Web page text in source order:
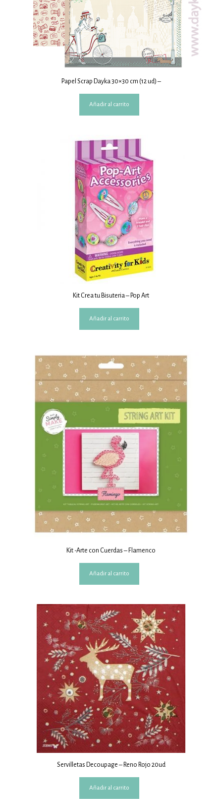
Papel Scrap Dayka 30×30 cm (12 ud) –
Añadir al carrito
Kit Crea tu Bisuteria – Pop Art
Añadir al carrito
Kit -Arte con Cuerdas – Flamenco
Añadir al carrito
Servilletas Decoupage – Reno Rojo 20ud
Añadir al carrito